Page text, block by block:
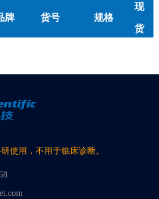
牌 货号 规格
现
货
使用，不用于临床诊断。